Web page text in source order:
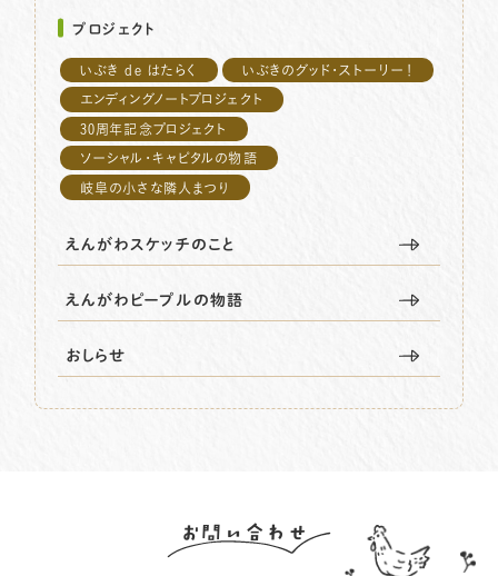
プロジェクト
いぶき de はたらく いぶきのグッド・ストーリー！
エンディングノートプロジェクト
30周年記念プロジェクト
ソーシャル・キャピタルの物語
岐阜の小さな隣人まつり
えんがわスケッチのこと
えんがわピープルの物語
おしらせ
お問い合わせ